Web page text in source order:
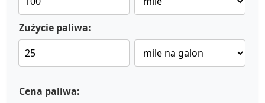
Zużycie paliwa:
Cena paliwa: